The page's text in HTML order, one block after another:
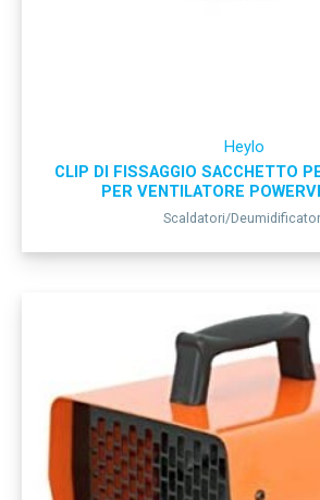
Heylo
CLIP DI FISSAGGIO SACCHETTO
PER VENTILATORE
Scaldatori/